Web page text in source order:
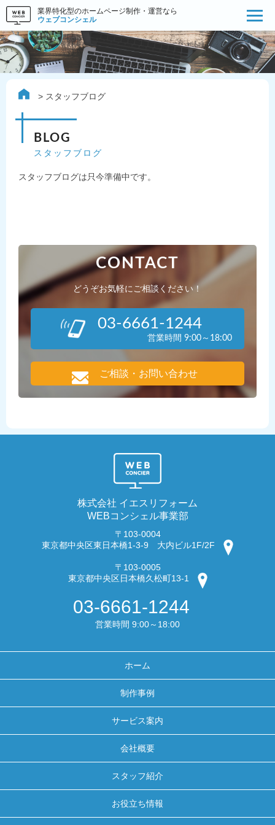
業界特化型のホームページ制作・運営なら
ウェブコンシェル
スタッフブログ
BLOG
スタッフブログ
スタッフブログは只今準備中です。
CONTACT
どうぞお気軽にご相談ください！
03-6661-1244
営業時間 9:00～18:00
ご相談・お問い合わせ
株式会社 イエスリフォーム
WEBコンシェル事業部
〒103-0004
東京都中央区東日本橋1-3-9 大内ビル1F/2F
〒103-0005
東京都中央区日本橋久松町13-1
03-6661-1244
営業時間 9:00～18:00
ホーム
制作事例
サービス案内
会社概要
スタッフ紹介
お役立ち情報